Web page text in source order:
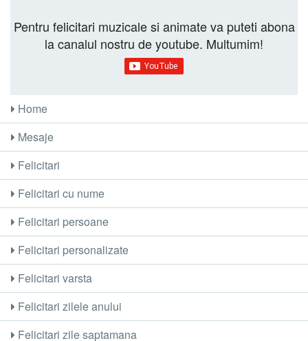
Pentru felicitari muzicale si animate va puteti abona
la canalul nostru de youtube. Multumim!
Home
Mesaje
Felicitari
Felicitari cu nume
Felicitari persoane
Felicitari personalizate
Felicitari varsta
Felicitari zilele anului
Felicitari zile saptamana